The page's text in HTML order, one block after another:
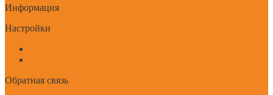
Информация
Настройки
Обратная связь